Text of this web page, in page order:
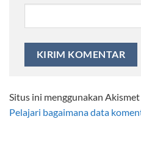
Situs ini menggunakan
Pelajari bagaimana data